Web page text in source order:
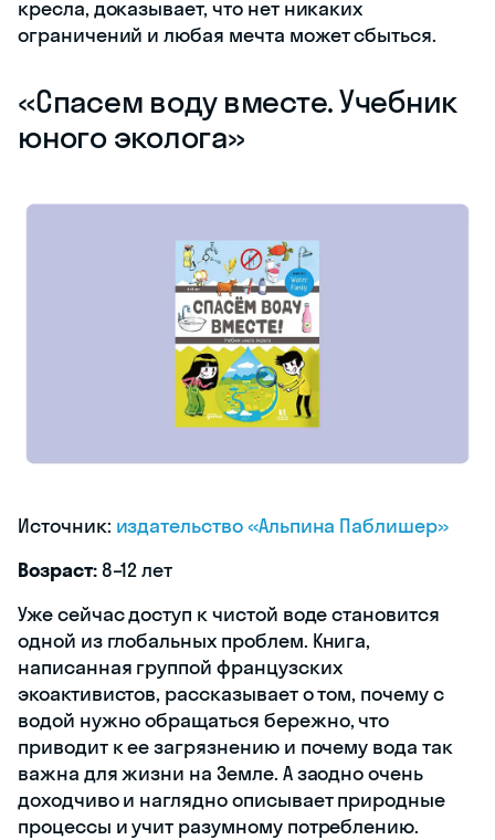
кресла, доказывает, что нет никаких
ограничений и любая мечта может сбыться.
«‎Спасем воду вместе. Учебник
юного эколога»
Источник: издательство «Альпина Паблишер»
Возраст:8–12 лет
Уже сейчас доступ к чистой воде становится
одной из глобальных проблем. Книга,
написанная группой французских
экоактивистов, рассказывает о том, почему с
водой нужно обращаться бережно, что
приводит к ее загрязнению и почему вода так
важна для жизни на Земле. А заодно очень
доходчиво и наглядно описывает природные
процессы и учит разумному потреблению.